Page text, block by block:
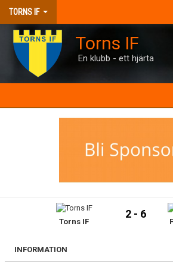
TORNS IF
Torns IF
En klubb - ett hjärta
BILJETTER
Torns IF
2 - 6
INFORMATION